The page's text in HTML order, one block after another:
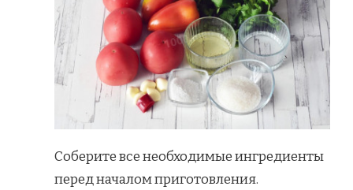
Соберите все необходимые ингредиенты
перед началом приготовления.